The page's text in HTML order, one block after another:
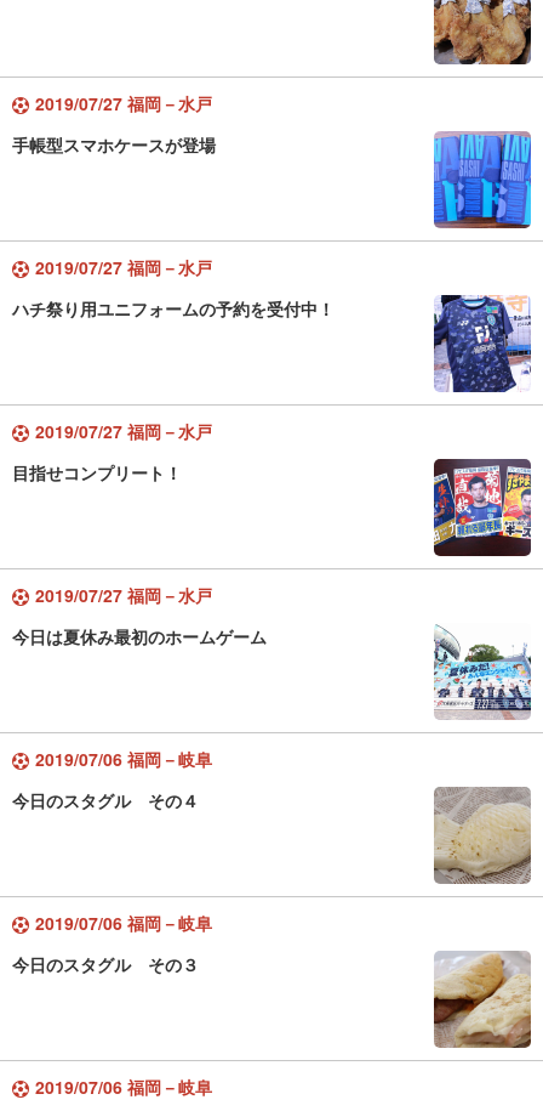
2019/07/27 福岡－水戸
手帳型スマホケースが登場
2019/07/27 福岡－水戸
ハチ祭り用ユニフォームの予約を受付中！
2019/07/27 福岡－水戸
目指せコンプリート！
2019/07/27 福岡－水戸
今日は夏休み最初のホームゲーム
2019/07/06 福岡－岐阜
今日のスタグル その４
2019/07/06 福岡－岐阜
今日のスタグル その３
2019/07/06 福岡－岐阜